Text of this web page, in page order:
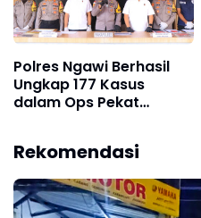
Polres Ngawi Berhasil
Ungkap 177 Kasus
dalam Ops Pekat
Rekomendasi